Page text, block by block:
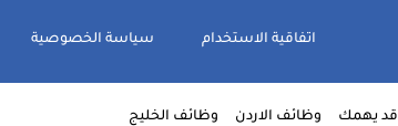
اتفاقية الاستخدام سياسة الخصوصية
قد يهمك وظائف الاردن وظائف الخليج